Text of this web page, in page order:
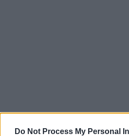
Do Not Process My Personal